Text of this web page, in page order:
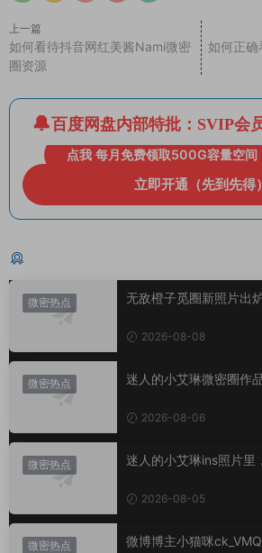
上一篇
如何看待抖音网红美酱Nami微密
圈资源
如何正确
百度网盘内部特批：SVIP会
点我 每月免费领取500G容量空
立即开通（先到先得）
微密热点
无敌橙子觅圈新照片出
2026-08-08
微密热点
迷人的小艾琳微密圈作
2026-08-06
微密热点
迷人的小艾琳ins照片里
2026-08-05
微密热点
微博博主小猫咪